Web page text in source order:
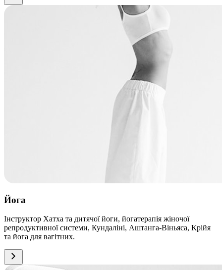
Йога
Інструктор Хатха та дитячої йоги, йогатерапія жіночої
репродуктивної системи, Кундаліні, Аштанга-Віньяса, Крійя
та йога для вагітних.